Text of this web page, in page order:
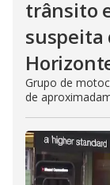
trânsito
suspeita
Grupo de
de